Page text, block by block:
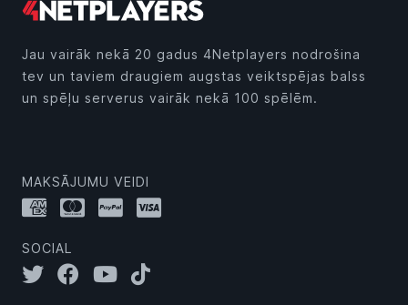
Jau vairāk nekā 20 gadus 4Netplayers nodrošina
tev un taviem draugiem augstas veiktspējas balss
un spēļu serverus vairāk nekā 100 spēlēm.
MAKSĀJUMU VEIDI
SOCIAL